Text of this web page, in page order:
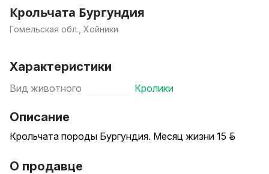
Крольчата Бургундия
Гомельская обл., Хойники
Характеристики
Вид животного Кролики
Описание
Крольчата породы Бургундия. Месяц жизни 15 руб.
О продавце